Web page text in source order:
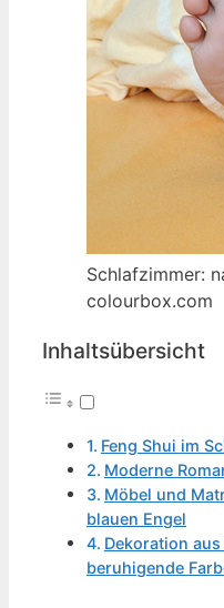
Schlafzimmer:
colourbox.com
Inhaltsübersicht
Feng Shui im
Moderne
Möbel und
blauen Engel
Dekoration
beruhigende